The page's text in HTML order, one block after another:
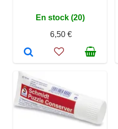
En stock (20)
6,50 €